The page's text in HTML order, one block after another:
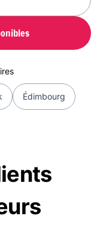
Édimbourg